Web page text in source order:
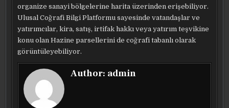
organize sanayi bölgelerine harita üzerinden erişebiliyor.
Ulusal Coğrafi Bilgi Platformu sayesinde vatandaşlar ve
yatırımcılar, kira, satış, irtifak hakkı veya yatırım teşvikine
konu olan Hazine parsellerini de coğrafi tabanlı olarak
görüntüleyebiliyor.
Author: admin